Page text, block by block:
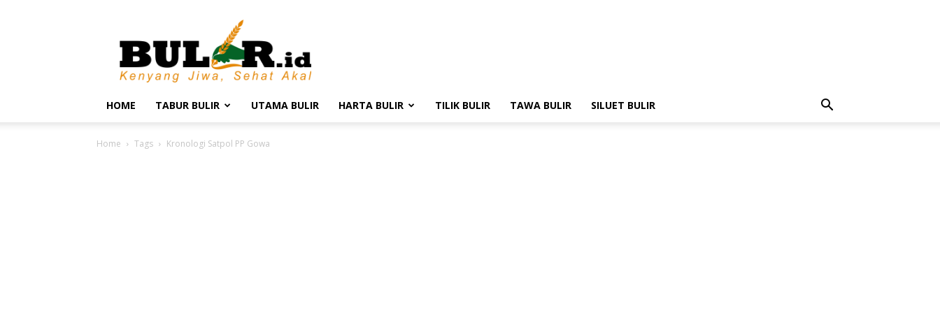
BULIR.ID
Kenyang
Jiwa,
Sehat
Akal
HOME TABUR BULIR UTAMA BULIR HARTA BULIR TILIK BULIR TAWA BULIR SILUET BULIR
Home Tags Kronologi Satpol PP Gowa